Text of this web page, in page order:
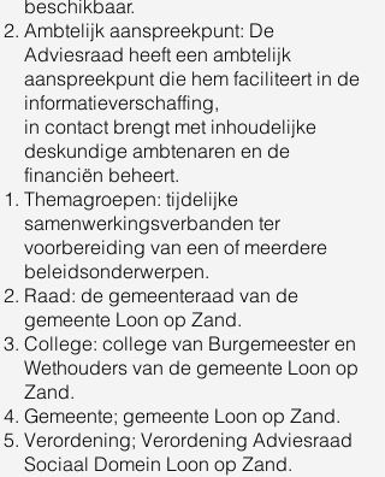
beschikbaar.
Ambtelijk aanspreekpunt: De
Adviesraad heeft een ambtelijk
aanspreekpunt die hem faciliteert in de
informatieverschaffing,
in contact brengt met inhoudelijke
deskundige ambtenaren en de
financiën beheert.
Themagroepen: tijdelijke
samenwerkingsverbanden ter
voorbereiding van een of meerdere
beleidsonderwerpen.
Raad: de gemeenteraad van de
gemeente Loon op Zand.
College: college van Burgemeester en
Wethouders van de gemeente Loon op
Zand.
Gemeente; gemeente Loon op Zand.
Verordening; Verordening Adviesraad
Sociaal Domein Loon op Zand.